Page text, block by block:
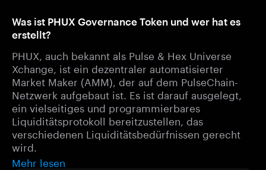
Was ist PHUX Governance Token und wer hat es
erstellt?
PHUX, auch bekannt als Pulse & Hex Universe
Xchange, ist ein dezentraler automatisierter
Market Maker (AMM), der auf dem PulseChain-
Netzwerk aufgebaut ist. Es ist darauf ausgelegt,
ein vielseitiges und programmierbares
Liquiditätsprotokoll bereitzustellen, das
verschiedenen Liquiditätsbedürfnissen gerecht
wird.
Mehr lesen